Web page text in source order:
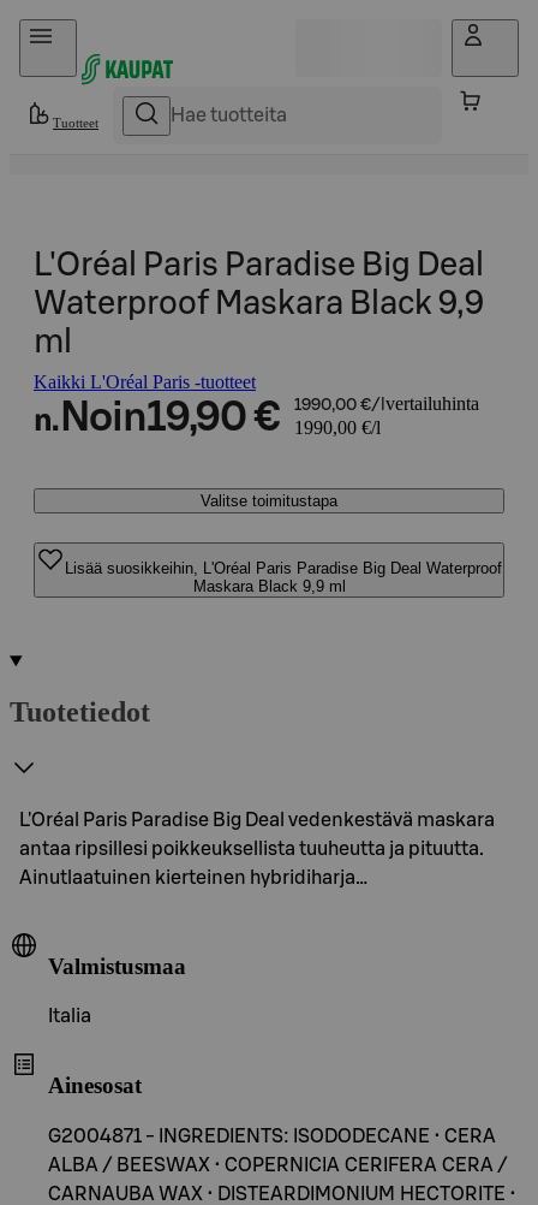
Hyppää sisältöön
Tuotteet
L'Oréal Paris Paradise Big Deal
Waterproof Maskara Black 9,9
ml
Kaikki L'Oréal Paris -tuotteet
n. Noin19,90 € 1990,00 €/l vertailuhinta
1990,00 €/l
Valitse toimitustapa
Lisää suosikkeihin, L'Oréal Paris Paradise Big Deal Waterproof
Maskara Black 9,9 ml
Tuotetiedot
L'Oréal Paris Paradise Big Deal vedenkestävä maskara
antaa ripsillesi poikkeuksellista tuuheutta ja pituutta.
Ainutlaatuinen kierteinen hybridiharja…
Valmistusmaa
Italia
Ainesosat
G2004871 - INGREDIENTS: ISODODECANE • CERA
ALBA / BEESWAX • COPERNICIA CERIFERA CERA /
CARNAUBA WAX • DISTEARDIMONIUM HECTORITE •